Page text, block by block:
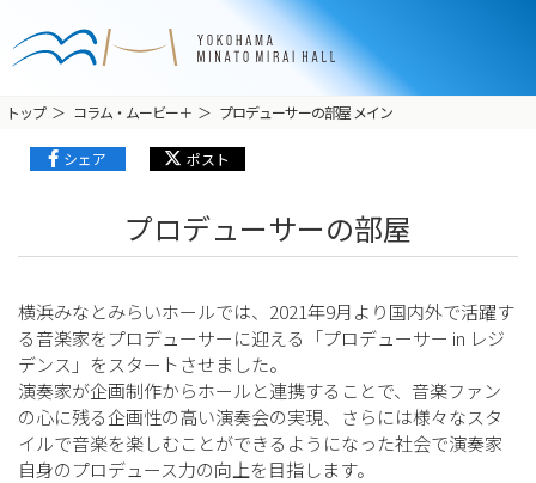
トップ コラム・ムービー＋ プロデューサーの部屋 メイン
シェア ポスト
プロデューサーの部屋
横浜みなとみらいホールでは、2021年9月より国内外で活躍す
る音楽家をプロデューサーに迎える「プロデューサー in レジ
デンス」をスタートさせました。
演奏家が企画制作からホールと連携することで、音楽ファン
の心に残る企画性の高い演奏会の実現、さらには様々なスタ
イルで音楽を楽しむことができるようになった社会で演奏家
自身のプロデュース力の向上を目指します。